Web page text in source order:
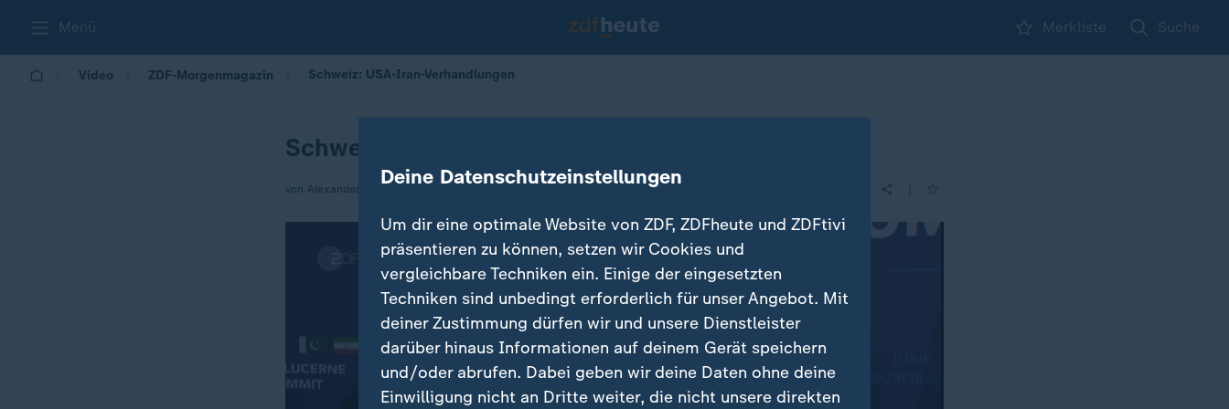
Menü Merkliste Suche
Video ZDF-Morgenmagazin Schweiz: USA-Iran-Verhandlungen
Schweiz: USA-Iran-Verhandlungen
von Alexander EschmentDeine Datenschutzeinstellungen
Um dir eine optimale Website von ZDF, ZDFheute und ZDFtivi
präsentieren zu können, setzen wir Cookies und
vergleichbare Techniken ein. Einige der eingesetzten
Techniken sind unbedingt erforderlich für unser Angebot. Mit
deiner Zustimmung dürfen wir und unsere Dienstleister
darüber hinaus Informationen auf deinem Gerät speichern
und/oder abrufen. Dabei geben wir deine Daten ohne deine
Einwilligung nicht an Dritte weiter, die nicht unsere direkten